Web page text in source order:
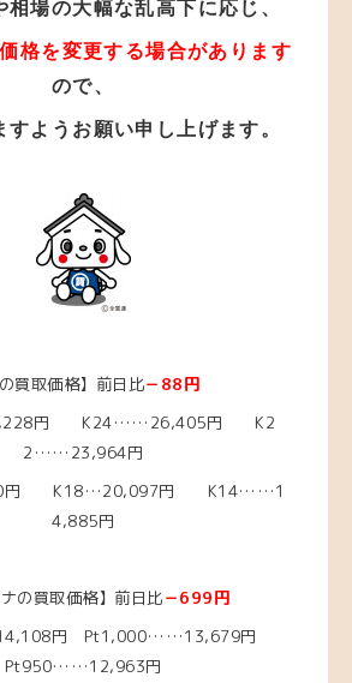
相場の大幅な乱高下に応じ、
格を変更する場合があります
ので、
すようお願い申し上げます。
の買取価格】前日比－88円
円 K24……26,405円 K2
2……23,964円
円 K18…20,097円 K14……1
4,885円
ナの買取価格】前日比－699円
円 Pt1,000……13,679円
Pt950……12,963円